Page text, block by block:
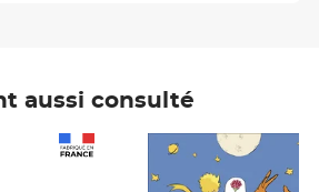
aussi consulté
Prix 7,50€